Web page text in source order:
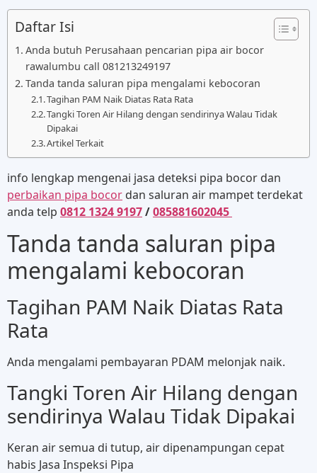
Daftar Isi
Anda butuh Perusahaan pencarian pipa air bocor
rawalumbu call 081213249197
Tanda tanda saluran pipa mengalami kebocoran
Tagihan PAM Naik Diatas Rata Rata
Tangki Toren Air Hilang dengan sendirinya Walau Tidak
Dipakai
Artikel Terkait
info lengkap mengenai jasa deteksi pipa bocor dan
perbaikan pipa bocor dan saluran air mampet terdekat
anda telp 0812 1324 9197/085881602045
Tanda tanda saluran pipa
mengalami kebocoran
Tagihan PAM Naik Diatas Rata
Rata
Anda mengalami pembayaran PDAM melonjak naik.
Tangki Toren Air Hilang dengan
sendirinya Walau Tidak Dipakai
Keran air semua di tutup, air dipenampungan cepat
habis Jasa Inspeksi Pipa